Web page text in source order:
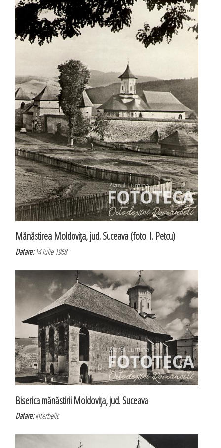
Mănăstirea Moldoviţa, jud. Suceava (foto: I. Petcu)
Datare:14 iulie 1968
Biserica mănăstirii Moldoviţa, jud. Suceava
Datare:interbelic